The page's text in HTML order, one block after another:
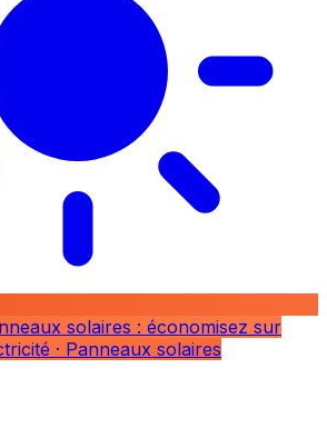
solaires : économisez sur
· Panneaux solaires